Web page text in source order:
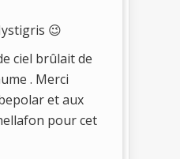
😉
ciel brûlait de
. Merci
et aux
pour cet